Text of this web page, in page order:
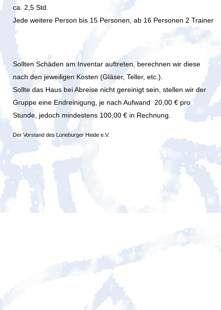
ca. 2,5 Std.
Jede weitere Person bis 15 Personen, ab 16 Personen 2 Trainer
Sollten Schäden am Inventar auftreten, berechnen wir diese
nach den jeweiligen Kosten (Gläser, Teller, etc.).
Sollte das Haus bei Abreise nicht gereinigt sein, stellen wir der
Gruppe eine Endreinigung, je nach Aufwand 20,00 € pro
Stunde, jedoch mindestens 100,00 € in Rechnung.
Der Vorstand des Lüneburger Heide e.V.